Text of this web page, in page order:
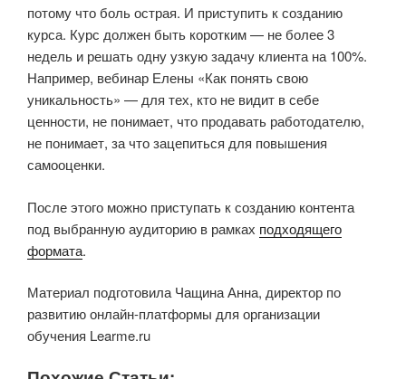
потому что боль острая. И приступить к созданию
курса. Курс должен быть коротким — не более 3
недель и решать одну узкую задачу клиента на 100%.
Например, вебинар Елены «Как понять свою
уникальность» — для тех, кто не видит в себе
ценности, не понимает, что продавать работодателю,
не понимает, за что зацепиться для повышения
самооценки.
После этого можно приступать к созданию контента
под выбранную аудиторию в рамках подходящего
формата.
Материал подготовила Чащина Анна, директор по
развитию онлайн-платформы для организации
обучения Learme.ru